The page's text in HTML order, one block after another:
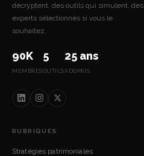
décryptent, des outils qui simulent, des
experts sélectionnés si vous le
souhaitez.
90K
MEMBRES
5
OUTILS
25 ans
ADOMOS
RUBRIQUES
Stratégies patrimoniales